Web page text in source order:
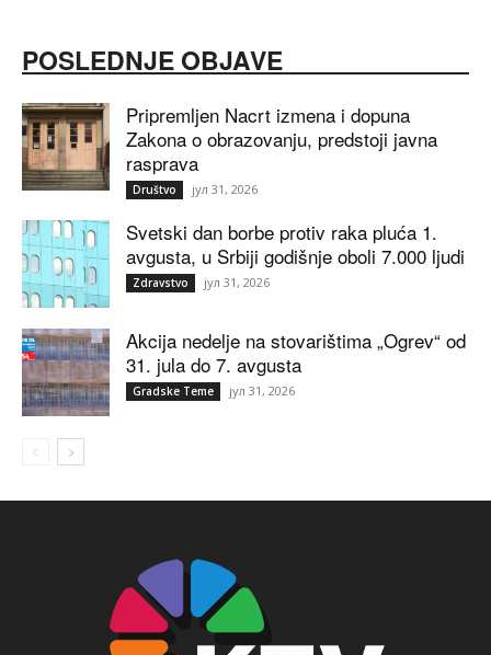
POSLEDNJE OBJAVE
Pripremljen Nacrt izmena i dopuna
Zakona o obrazovanju, predstoji javna
rasprava
Društvo јул 31, 2026
Svetski dan borbe protiv raka pluća 1.
avgusta, u Srbiji godišnje oboli 7.000 ljudi
Zdravstvo јул 31, 2026
Akcija nedelje na stovarištima „Ogrev“ od
31. jula do 7. avgusta
Gradske Teme јул 31, 2026